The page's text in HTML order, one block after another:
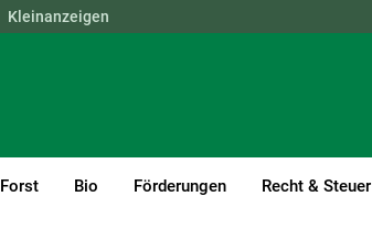
SBG STMK
Kleinanzeigen
Forst Bio Förderungen Recht & Steuer